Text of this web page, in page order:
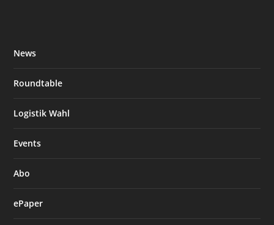
News
Roundtable
Logistik Wahl
Events
Abo
ePaper